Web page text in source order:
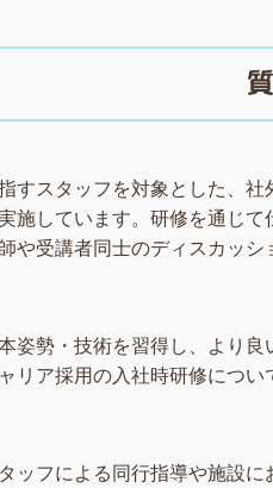
すスタッフを対象とした、
施しています。研修を通じ
や受講者同士のディスカッ
姿勢・技術を習得し、より
リア採用の入社時研修につ
ッフによる同行指導や施設